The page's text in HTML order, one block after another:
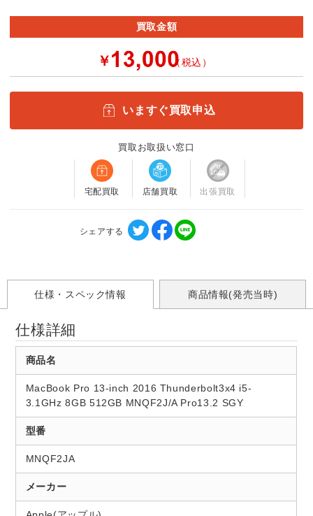
買取金額
￥ （税込）
いますぐ買取申込
買取お取扱い窓口
宅配買取 店舗買取 出張買取
シェアする
仕様・スペック情報 商品情報(発売当時)
仕様詳細
商品名
MacBook Pro 13-inch 2016 Thunderbolt3x4 i5-
3.1GHz 8GB 512GB MNQF2J/A Pro13.2 SGY
型番
MNQF2JA
メーカー